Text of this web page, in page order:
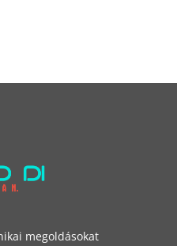
megoldásokat